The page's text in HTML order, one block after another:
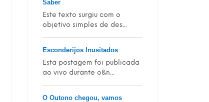
Saber
Este texto surgiu com o
objetivo simples de des...
Esconderijos Inusitados
Esta postagem foi publicada
ao vivo durante o&n...
O Outono chegou, vamos